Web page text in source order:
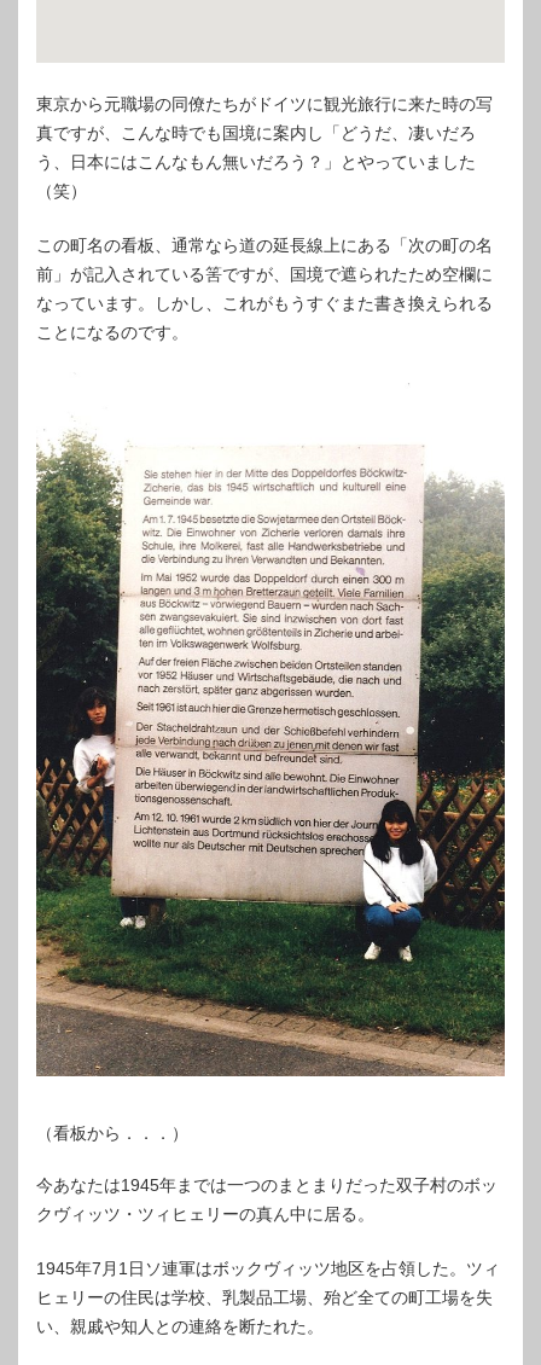
東京から元職場の同僚たちがドイツに観光旅行に来た時の写
真ですが、こんな時でも国境に案内し「どうだ、凄いだろ
う、日本にはこんなもん無いだろう？」とやっていました
（笑）
この町名の看板、通常なら道の延長線上にある「次の町の名
前」が記入されている筈ですが、国境で遮られたため空欄に
なっています。しかし、これがもうすぐまた書き換えられる
ことになるのです。
（看板から．．．）
今あなたは1945年までは一つのまとまりだった双子村のボッ
クヴィッツ・ツィヒェリーの真ん中に居る。
1945年7月1日ソ連軍はボックヴィッツ地区を占領した。ツィ
ヒェリーの住民は学校、乳製品工場、殆ど全ての町工場を失
い、親戚や知人との連絡を断たれた。